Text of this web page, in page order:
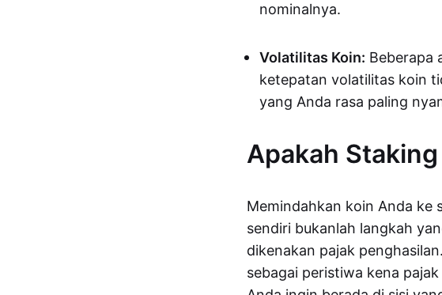
nominalnya.
Volatilitas Koin: Beberapa
ketepatan volatilitas koin
yang Anda rasa paling
Apakah
Memindahkan koin Anda ke
sendiri bukanlah langkah
dikenakan pajak
sebagai peristiwa kena